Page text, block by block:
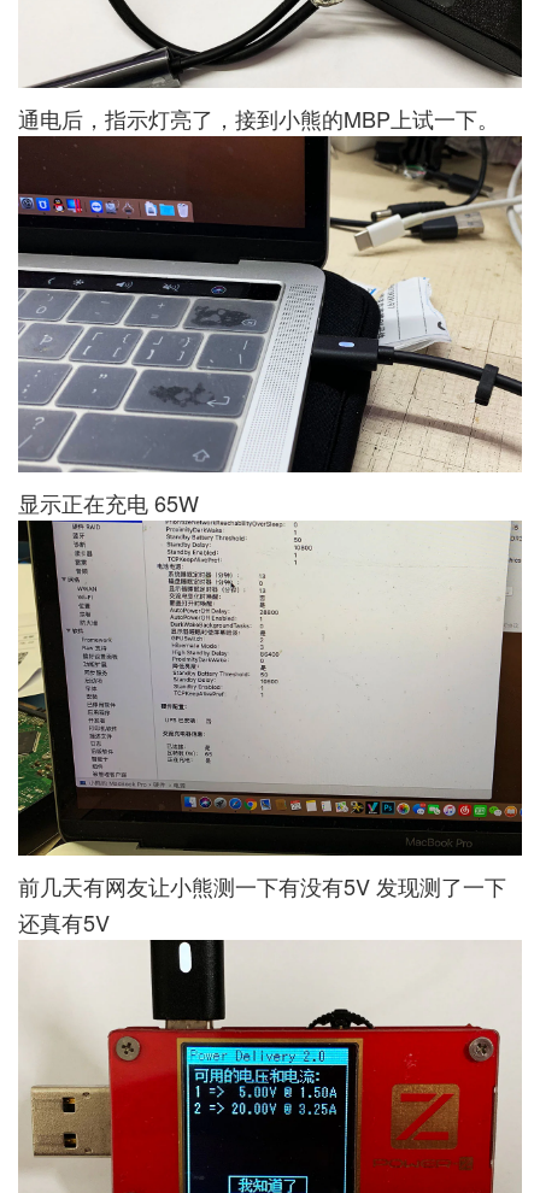
通电后，指示灯亮了，接到小熊的MBP上试一下。
显示正在充电 65W
前几天有网友让小熊测一下有没有5V 发现测了一下
还真有5V